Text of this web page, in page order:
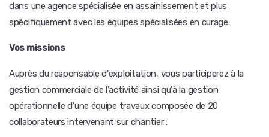
dans une agence spécialisée en assainissement et plus
spécifiquement avec les équipes spécialisées en curage.
Vos missions
Auprès du responsable d'exploitation, vous participerez à la
gestion commerciale de l'activité ainsi qu'à la gestion
opérationnelle d'une équipe travaux composée de 20
collaborateurs intervenant sur chantier :